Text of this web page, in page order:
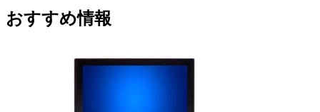
おすすめ情報